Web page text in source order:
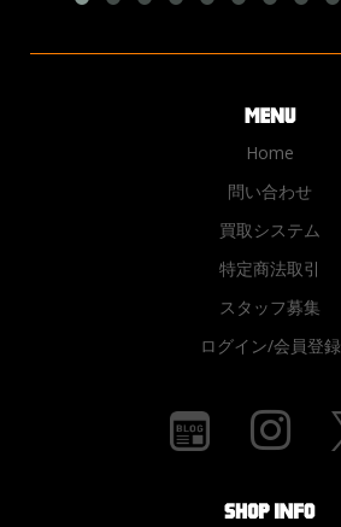
Home
問い合わせ
買取システム
特定商法取引
スタッフ募集
ログイン/会員登録